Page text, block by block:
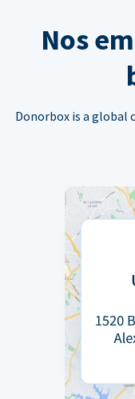
Nos
Donorbox is a global